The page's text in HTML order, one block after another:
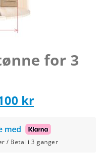
for 3
krNåværende
er:
med
/ Betal i 3 ganger